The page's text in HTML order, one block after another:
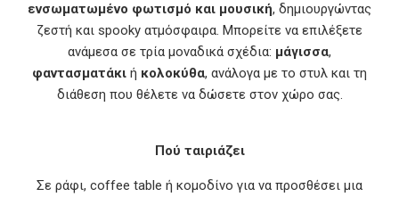
ενσωματωμένο φωτισμό και μουσική, δημιουργώντας
ζεστή και spooky ατμόσφαιρα. Μπορείτε να επιλέξετε
ανάμεσα σε τρία μοναδικά σχέδια: μάγισσα,
φαντασματάκι ή κολοκύθα, ανάλογα με το στυλ και τη
διάθεση που θέλετε να δώσετε στον χώρο σας.
Πού ταιριάζει
Σε ράφι, coffee table ή κομοδίνο για να προσθέσει μια